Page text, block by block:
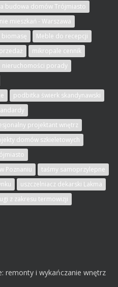
budowa domów Trójmiasto
mieszkań - Warszawa
biomasę
Meble do recepcji
mikropale cennik
nieruchomości porady
podbitka świerk skandynawski
projektant wnętrz
domów szkieletowych
Poznaniu
taśmy samoprzylepne
uszczelniacz dekarski Lakma
z zakresu termowizji
remonty i wykańczanie wnętrz